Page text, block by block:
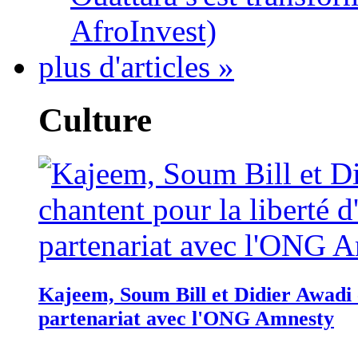
AfroInvest)
plus d'articles »
Culture
Kajeem, Soum Bill et Didier
partenariat avec l'ONG Amnesty